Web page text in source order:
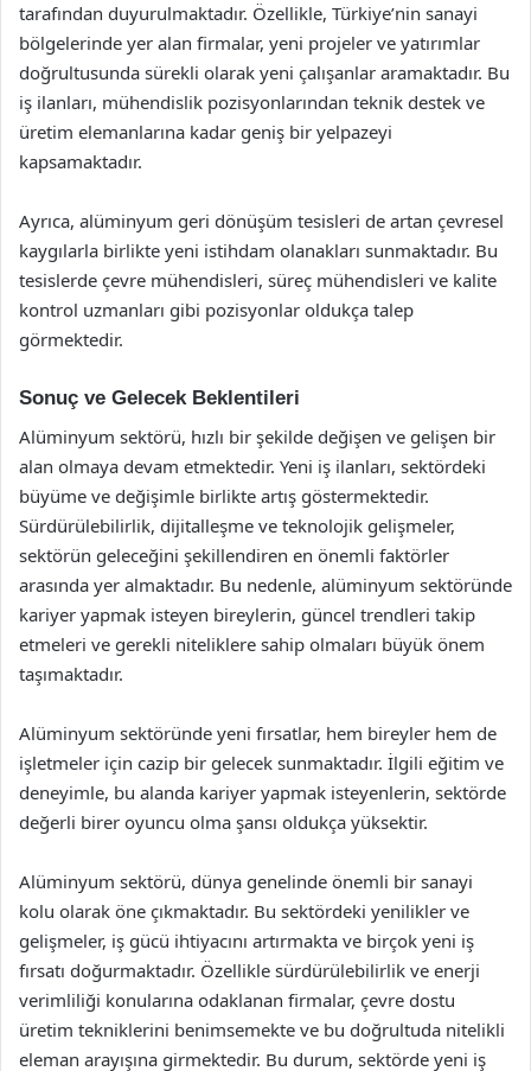
tarafından duyurulmaktadır. Özellikle, Türkiye’nin sanayi
bölgelerinde yer alan firmalar, yeni projeler ve yatırımlar
doğrultusunda sürekli olarak yeni çalışanlar aramaktadır. Bu
iş ilanları, mühendislik pozisyonlarından teknik destek ve
üretim elemanlarına kadar geniş bir yelpazeyi
kapsamaktadır.
Ayrıca, alüminyum geri dönüşüm tesisleri de artan çevresel
kaygılarla birlikte yeni istihdam olanakları sunmaktadır. Bu
tesislerde çevre mühendisleri, süreç mühendisleri ve kalite
kontrol uzmanları gibi pozisyonlar oldukça talep
görmektedir.
Sonuç ve Gelecek Beklentileri
Alüminyum sektörü, hızlı bir şekilde değişen ve gelişen bir
alan olmaya devam etmektedir. Yeni iş ilanları, sektördeki
büyüme ve değişimle birlikte artış göstermektedir.
Sürdürülebilirlik, dijitalleşme ve teknolojik gelişmeler,
sektörün geleceğini şekillendiren en önemli faktörler
arasında yer almaktadır. Bu nedenle, alüminyum sektöründe
kariyer yapmak isteyen bireylerin, güncel trendleri takip
etmeleri ve gerekli niteliklere sahip olmaları büyük önem
taşımaktadır.
Alüminyum sektöründe yeni fırsatlar, hem bireyler hem de
işletmeler için cazip bir gelecek sunmaktadır. İlgili eğitim ve
deneyimle, bu alanda kariyer yapmak isteyenlerin, sektörde
değerli birer oyuncu olma şansı oldukça yüksektir.
Alüminyum sektörü, dünya genelinde önemli bir sanayi
kolu olarak öne çıkmaktadır. Bu sektördeki yenilikler ve
gelişmeler, iş gücü ihtiyacını artırmakta ve birçok yeni iş
fırsatı doğurmaktadır. Özellikle sürdürülebilirlik ve enerji
verimliliği konularına odaklanan firmalar, çevre dostu
üretim tekniklerini benimsemekte ve bu doğrultuda nitelikli
eleman arayışına girmektedir. Bu durum, sektörde yeni iş